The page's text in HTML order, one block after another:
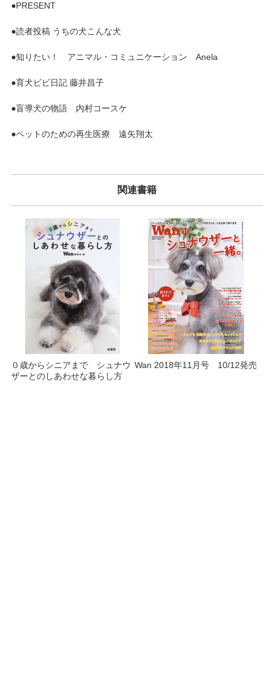
●PRESENT
●読者投稿 うちの犬こんな犬
●知りたい！ アニマル・コミュニケーション Anela
●育犬ビビ日記 藤井昌子
●盲導犬の物語 内村コースケ
●ペットのための再生医療 遠矢翔太
関連書籍
０歳からシニアまで シュナウ
ザーとのしあわせな暮らし方
Wan 2018年11月号 10/12発売